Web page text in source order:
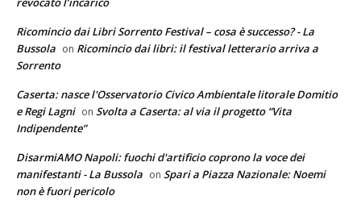
Ricomincio dai Libri Sorrento Festival – cosa è successo? - La
Bussola on Ricomincio dai libri: il festival letterario arriva a
Sorrento
Caserta: nasce l'Osservatorio Civico Ambientale litorale Domitio
e Regi Lagni on Svolta a Caserta: al via il progetto “Vita
Indipendente”
DisarmiAMO Napoli: fuochi d'artificio coprono la voce dei
manifestanti - La Bussola on Spari a Piazza Nazionale: Noemi
non è fuori pericolo